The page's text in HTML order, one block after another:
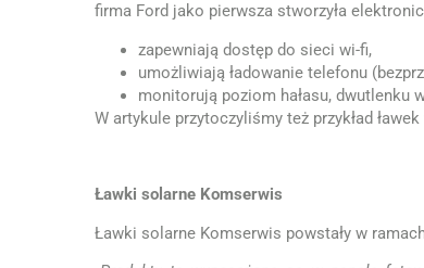
firma Ford jako pierwsza stworzyła
zapewniają dostęp do sieci wi-fi,
umożliwiają ładowanie telefonu
monitorują poziom hałasu, dwutlenku
W artykule przytoczyliśmy też przykład
Ławki solarne Komserwis
Ławki solarne Komserwis powstały w